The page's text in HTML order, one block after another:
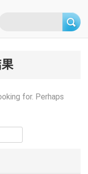
居产品，智能家居解决方
for. Perhaps